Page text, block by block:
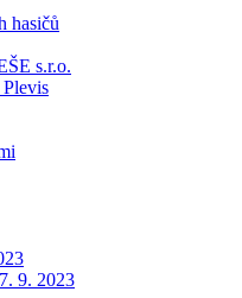
hasičů
s.r.o.
9. 2023